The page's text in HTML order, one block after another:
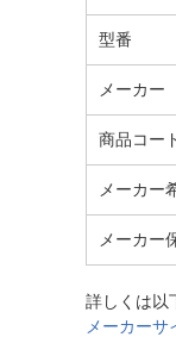
型番
メーカー
商品コー
メーカー
メーカー
詳しくは以
メーカーサ